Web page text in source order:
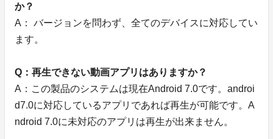
か？
A： バージョンを問わず、全てのデバイスに対応してい
ます。
Q：再生できない動画アプリはありますか？
A：この製品のシステムは現在Android 7.0です。androi
d7.0に対応しているアプリであれば再生が可能です。A
ndroid 7.0に未対応のアプリは再生が出来ません。